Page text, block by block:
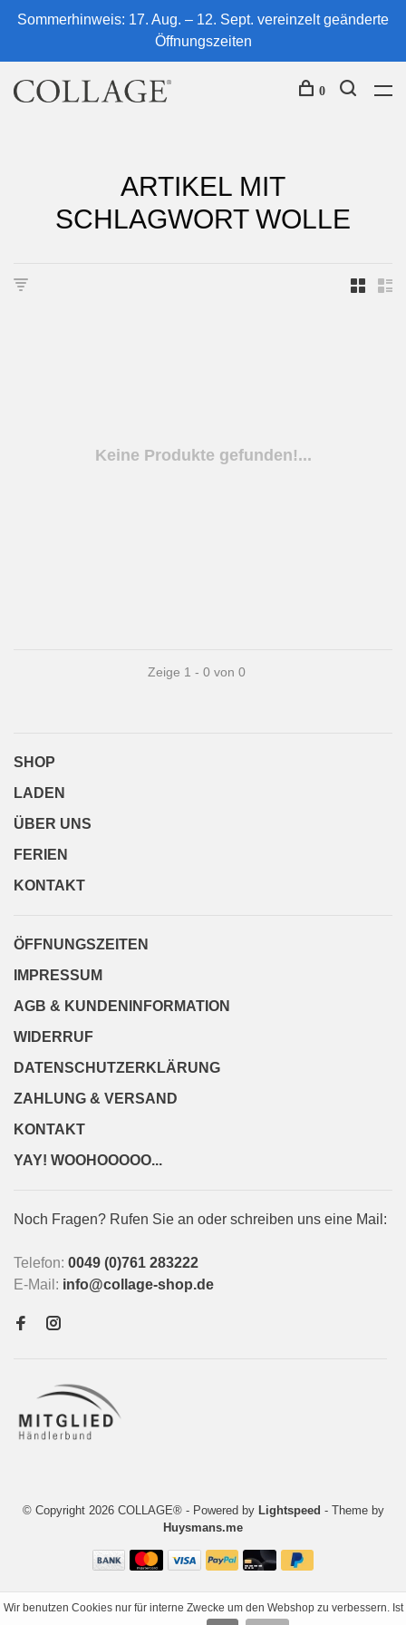
Sommerhinweis: 17. Aug. – 12. Sept. vereinzelt geänderte
Öffnungszeiten
0
ARTIKEL MIT
SCHLAGWORT WOLLE
Keine Produkte gefunden!...
Zeige 1 - 0 von 0
SHOP
LADEN
ÜBER UNS
FERIEN
KONTAKT
ÖFFNUNGSZEITEN
IMPRESSUM
AGB & KUNDENINFORMATION
WIDERRUF
DATENSCHUTZERKLÄRUNG
ZAHLUNG & VERSAND
KONTAKT
YAY! WOOHOOOOO...
Noch Fragen? Rufen Sie an oder schreiben uns eine Mail:
Telefon: 0049 (0)761 283222
E-Mail: info@collage-shop.de
© Copyright 2026 COLLAGE® - Powered by Lightspeed - Theme by
Huysmans.me
Wir benutzen Cookies nur für interne Zwecke um den Webshop zu verbessern. Ist